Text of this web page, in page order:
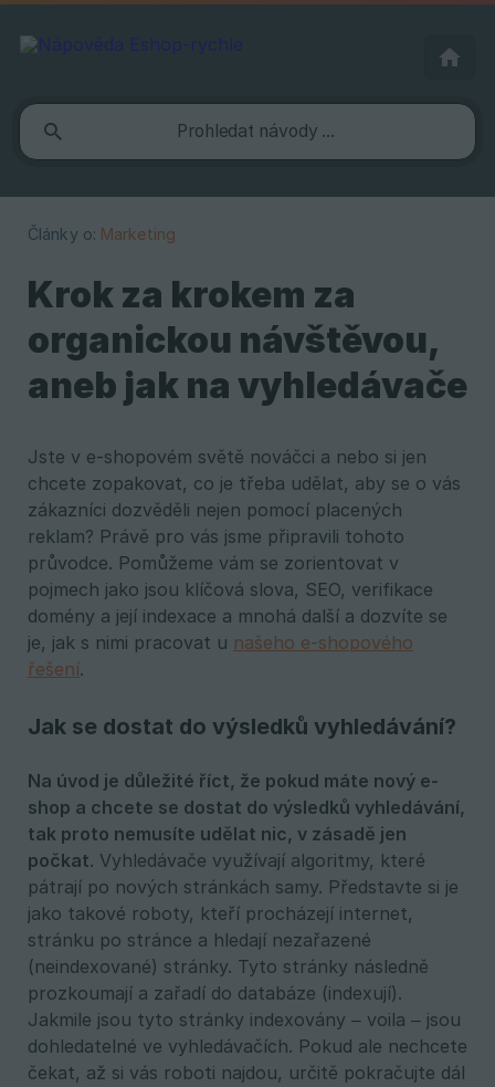
Články o: Marketing
Krok za krokem za
organickou návštěvou,
aneb jak na vyhledávače
Jste v e-shopovém světě nováčci a nebo si jen
chcete zopakovat, co je třeba udělat, aby se o vás
zákazníci dozvěděli nejen pomocí placených
reklam? Právě pro vás jsme připravili tohoto
průvodce. Pomůžeme vám se zorientovat v
pojmech jako jsou klíčová slova, SEO, verifikace
domény a její indexace a mnohá další a dozvíte se
je, jak s nimi pracovat u našeho e-shopového
řešení.
Jak se dostat do výsledků vyhledávání?
Na úvod je důležité říct, že pokud máte nový e-
shop a chcete se dostat do výsledků vyhledávání,
tak proto nemusíte udělat nic, v zásadě jen
počkat. Vyhledávače využívají algoritmy, které
pátrají po nových stránkách samy. Představte si je
jako takové roboty, kteří procházejí internet,
stránku po stránce a hledají nezařazené
(neindexované) stránky. Tyto stránky následně
prozkoumají a zařadí do databáze (indexují).
Jakmile jsou tyto stránky indexovány – voila – jsou
dohledatelné ve vyhledávačích. Pokud ale nechcete
čekat, až si vás roboti najdou, určitě pokračujte dál